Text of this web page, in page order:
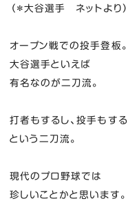
（＊大谷選手 ネットより）
オープン戦での投手登板。
大谷選手といえば
有名なのが二刀流。
打者もするし、投手もする
という二刀流。
現代のプロ野球では
珍しいことかと思います。